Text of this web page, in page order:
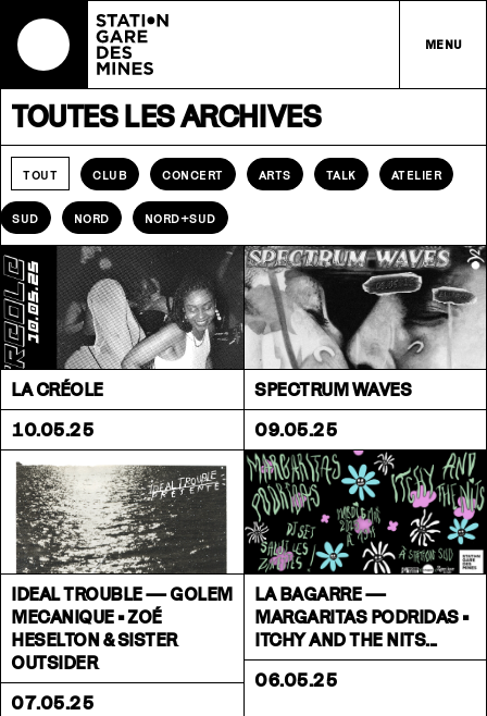
MENU
TOUTES LES ARCHIVES
TOUT CLUB CONCERT ARTS TALK ATELIER
SUD NORD NORD+SUD
LA CRÉOLE
10.05.25
SPECTRUM WAVES
09.05.25
IDEAL TROUBLE — GOLEM
MECANIQUE • ZOÉ
HESELTON & SISTER
OUTSIDER
07.05.25
LA BAGARRE —
MARGARITAS PODRIDAS •
ITCHY AND THE NITS...
06.05.25